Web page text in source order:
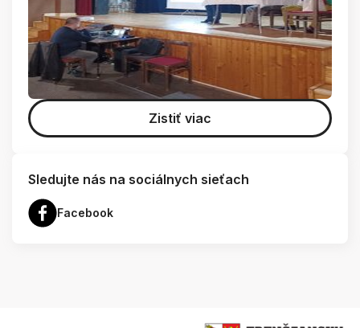
Zistiť viac
Sledujte nás na sociálnych sieťach
Facebook